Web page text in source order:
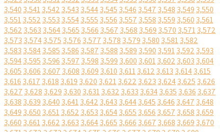
3,540 3,5413,542 3,543 3,5443,545 3,546 3,547 3,548 3,549 3,550
3,5513,552 3,553 3,5543,555 3,556 3,557 3,558 3,559 3,560 3,561
3,562 3,563 3,5643,565 3,566 3,567 3,568 3,569 3,570 3,5713,572
3,573 3,5743,575 3,576 3,577 3,578 3,579 3,580 3,5813,582
3,583 3,5843,585 3,586 3,587 3,588 3,589 3,590 3,5913,592 3,593
3,5943,595 3,596 3,597 3,598 3,599 3,600 3,6013,602 3,603 3,604
3,605 3,606 3,607 3,608 3,609 3,610 3,6113,612 3,613 3,6143,615
3,616 3,617 3,618 3,619 3,620 3,6213,622 3,623 3,6243,625 3,626
3,627 3,628 3,629 3,630 3,6313,632 3,633 3,6343,635 3,636 3,637
3,638 3,639 3,640 3,6413,642 3,643 3,6443,645 3,646 3,647 3,648
3,649 3,650 3,6513,652 3,653 3,6543,655 3,656 3,657 3,658 3,659
3,660 3,6613,662 3,663 3,6643,665 3,666 3,667 3,668 3,669 3,670